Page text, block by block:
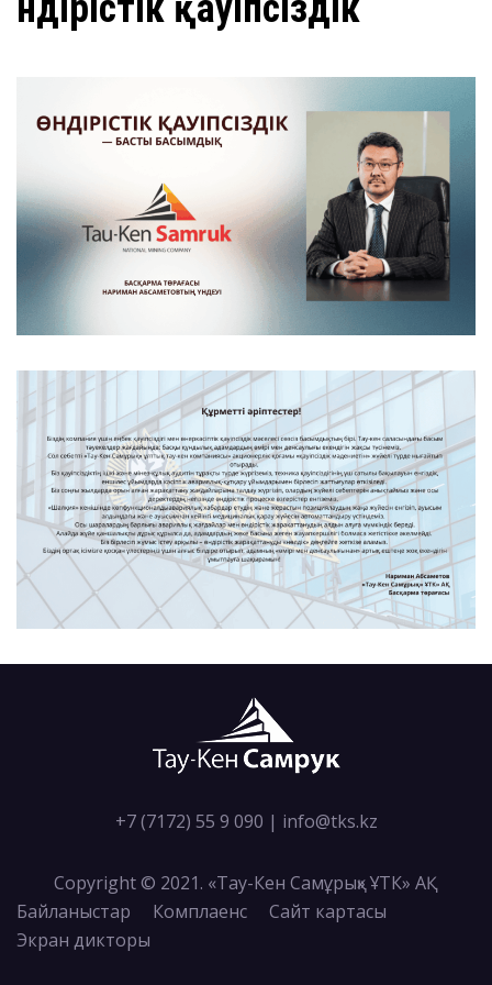
+7 (7172) 55 9 090 | info@tks.kz
Copyright © 2021. «Тау-Кен Самұрық» ҰТК» АҚ
Байланыстар
Комплаенс
Сайт картасы
Экран дикторы